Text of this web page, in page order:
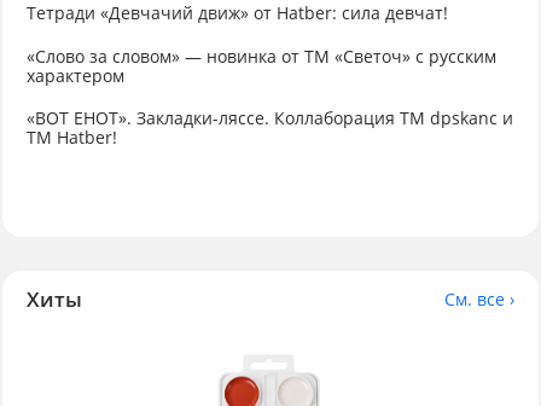
Тетради «Девчачий движ» от Hatber: сила девчат!
«Слово за словом» — новинка от ТМ «Светоч» с русским
характером
«ВОТ ЕНОТ». Закладки-ляссе. Коллаборация TM dpskanc и
ТМ Hatber!
Хиты См. все ›